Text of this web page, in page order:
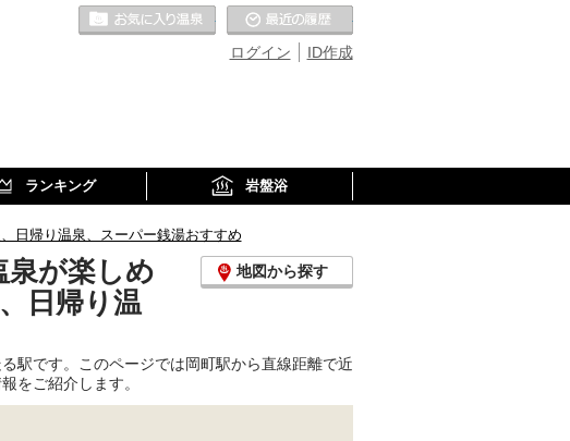
ID作成
ログイン
お気に入りの温泉
ランキング 岩盤浴
日帰り温泉、スーパー銭湯おすすめ
泉が楽しめ
日帰り温
地図から探す
駅です。このページでは岡町駅から直線距離で近
をご紹介します。